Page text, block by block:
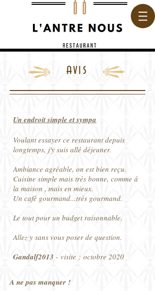
avis
Un endroit simple et sympa
Voulant essayer ce restaurant depuis
longtemps, j'y suis allé déjeuner.
Ambiance agréable, on est bien reçu.
Cuisine simple mais très bonne, comme á
la maison , mais en mieux.
Un café gourmand...très gourmand.
Le tout pour un budget raisonnable.
Allez y sans vous poser de question.
Gandalf2013 - visite : octobre 2020
A ne pas manquer !